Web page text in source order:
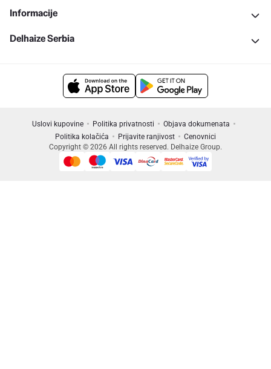
Informacije
Delhaize Serbia
Uslovi kupovine Politika privatnosti
Objava dokumenata
Politika kolačića
Prijavite ranjivost
Cenovnici
Copyright © 2026 All rights reserved. Delhaize Group.